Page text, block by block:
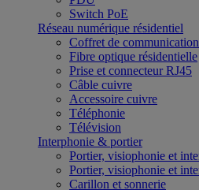
Switch PoE
Réseau numérique résidentiel
Coffret de communication
Fibre optique résidentielle
Prise et connecteur RJ45
Câble cuivre
Accessoire cuivre
Téléphonie
Télévision
Interphonie & portier
Portier, visiophonie et
Portier, visiophonie et
Carillon et sonnerie